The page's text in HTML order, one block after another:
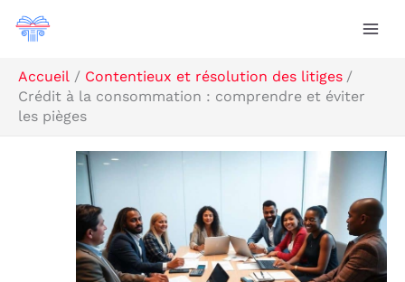
Aller
Accueil
Contentieux et résolution des litiges
Crédit à la consommation : comprendre et éviter
les pièges
Rechercher